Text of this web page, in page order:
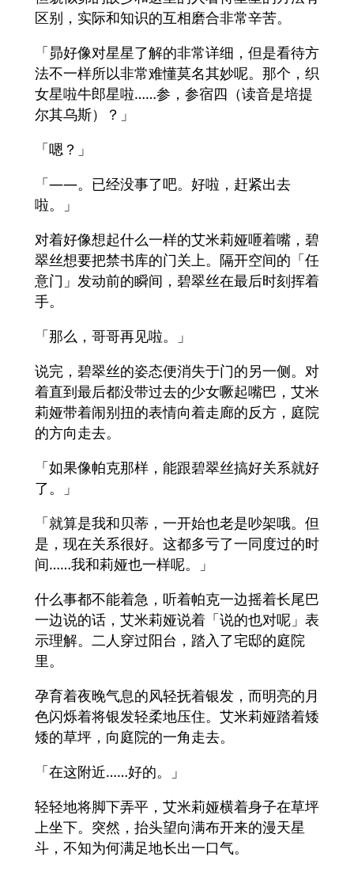
区别，实际和知识的互相磨合非常辛苦。
「昴好像对星星了解的非常详细，但是看待方
法不一样所以非常难懂莫名其妙呢。那个，织
女星啦牛郎星啦……参，参宿四（读音是培提
尔其乌斯）？」
「嗯？」
「——。已经没事了吧。好啦，赶紧出去
啦。」
对着好像想起什么一样的艾米莉娅咂着嘴，碧
翠丝想要把禁书库的门关上。隔开空间的「任
意门」发动前的瞬间，碧翠丝在最后时刻挥着
手。
「那么，哥哥再见啦。」
说完，碧翠丝的姿态便消失于门的另一侧。对
着直到最后都没带过去的少女噘起嘴巴，艾米
莉娅带着闹别扭的表情向着走廊的反方，庭院
的方向走去。
「如果像帕克那样，能跟碧翠丝搞好关系就好
了。」
「就算是我和贝蒂，一开始也老是吵架哦。但
是，现在关系很好。这都多亏了一同度过的时
间……我和莉娅也一样呢。」
什么事都不能着急，听着帕克一边摇着长尾巴
一边说的话，艾米莉娅说着「说的也对呢」表
示理解。二人穿过阳台，踏入了宅邸的庭院
里。
孕育着夜晚气息的风轻抚着银发，而明亮的月
色闪烁着将银发轻柔地压住。艾米莉娅踏着矮
矮的草坪，向庭院的一角走去。
「在这附近……好的。」
轻轻地将脚下弄平，艾米莉娅横着身子在草坪
上坐下。突然，抬头望向满布开来的漫天星
斗，不知为何满足地长出一口气。